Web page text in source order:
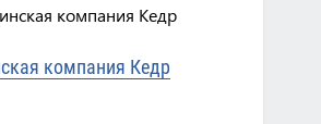
компания Кедр